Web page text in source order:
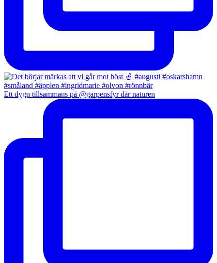
Ett dygn tillsammans på @garpensfyr där naturen